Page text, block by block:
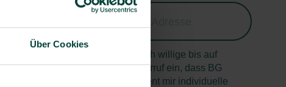
Über Cookies
Ja, ich willige bis auf
Widerruf ein, dass BG
prevent mir individuelle